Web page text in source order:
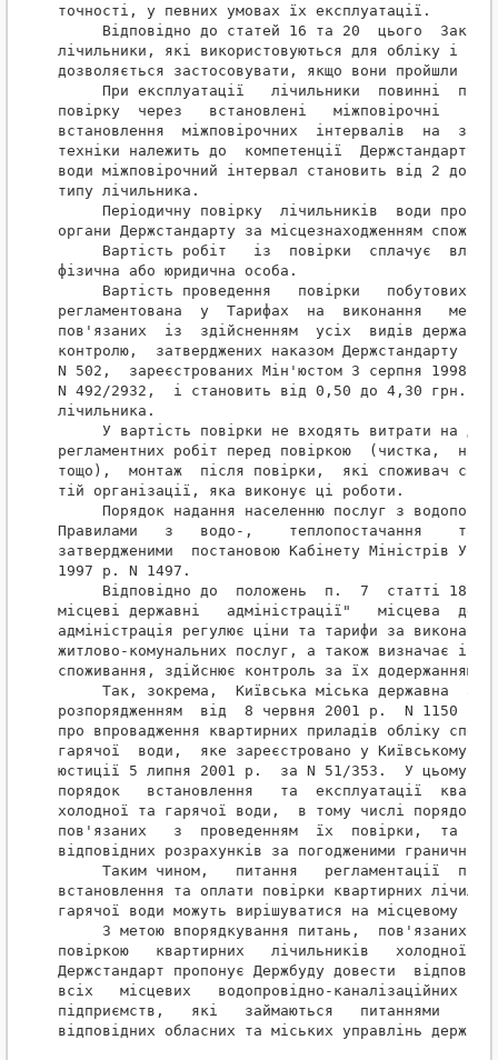
точності, у певних умовах їх експлуатації.
Відповідно до статей 16 та 20  цього
лічильники, які використовуються для обліку і
дозволяється застосовувати, якщо вони пройшли
При експлуатації   лічильники  повинні
повірку  через   встановлені   міжповірочні
встановлення  міжповірочних  інтервалів  на
техніки належить до  компетенції  Держстандарту.
води міжповірочний інтервал становить від 2 до 4
типу лічильника.
Періодичну повірку  лічильників  води
органи Держстандарту за місцезнаходженням
Вартість робіт   із  повірки  сплачує
фізична або юридична особа.
Вартість проведення   повірки   побутових
регламентована  у  Тарифах  на  виконання
пов'язаних  із  здійсненням  усіх  видів
контролю,  затверджених наказом Держстандарту
N 502,  зареєстрованих Мін'юстом 3 серпня 1998
N 492/2932,  і становить від 0,50 до 4,30 грн.,
лічильника.
У вартість повірки не входять витрати на
регламентних робіт перед повіркою  (чистка,
тощо),  монтаж  після повірки,  які споживач
тій організації, яка виконує ці роботи.
Порядок надання населенню послуг з
Правилами   з   водо-,    теплопостачання    та
затвердженими  постановою Кабінету Міністрів
1997 р. N 1497.
Відповідно до  положень  п.  7  статті 18
місцеві державні   адміністрації"   місцева
адміністрація регулює ціни та тарифи за
житлово-комунальних послуг, а також визначає і
споживання, здійснює контроль за їх додержанням.
Так, зокрема,  Київська міська державна
розпорядженням  від  8 червня 2001 р.  N 1150
про впровадження квартирних приладів обліку
гарячої  води,  яке зареєстровано у Київському
юстиції 5 липня 2001 р.  за N 51/353.  У цьому
порядок   встановлення   та  експлуатації
холодної та гарячої води,  в тому числі порядок
пов'язаних   з  проведенням  їх  повірки,  та
відповідних розрахунків за погодженими
Таким чином,   питання   регламентації
встановлення та оплати повірки квартирних
гарячої води можуть вирішуватися на місцевому
З метою впорядкування питань,  пов'язаних
повіркою   квартирних   лічильників   холодної
Держстандарт пропонує Держбуду довести
всіх   місцевих   водопровідно-каналізаційних
підприємств,   які   займаються   питаннями
відповідних обласних та міських управлінь